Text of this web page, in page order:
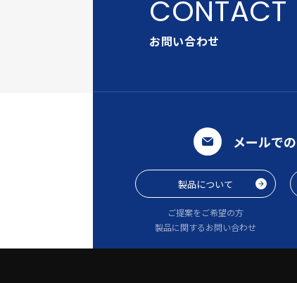
お問い合わせ
メールで
製品について
ご提案をご希望の方
製品に関するお問い合わせ